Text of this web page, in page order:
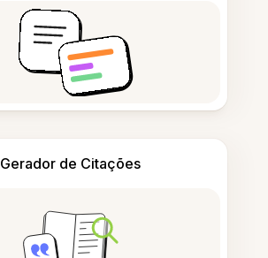
Gerador de Citações